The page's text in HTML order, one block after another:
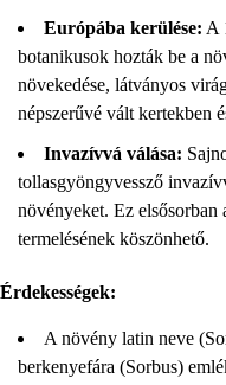
Európába kerülése: A
botanikusok hozták be a
növekedése, látványos
népszerűvé vált kertekben
Invazívvá válása:
tollasgyöngyvessző
növényeket. Ez elsősorban
termelésének köszönhető.
Érdekességek:
A növény latin neve
berkenyefára (Sorbus)